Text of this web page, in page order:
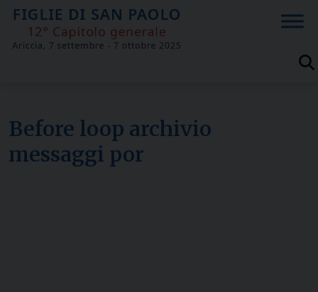
Skip
content
Before loop archivio
messaggi por